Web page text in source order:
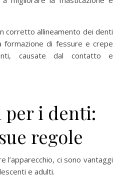
corretto allineamento dei denti
formazione di fessure e crepe
causate dal contatto e
per i denti:
regole
ci sono vantaggi
e adulti.